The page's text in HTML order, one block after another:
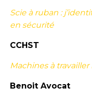
Scie à ruban :
en sécurité
CCHST
Machines à
Benoit Avocat